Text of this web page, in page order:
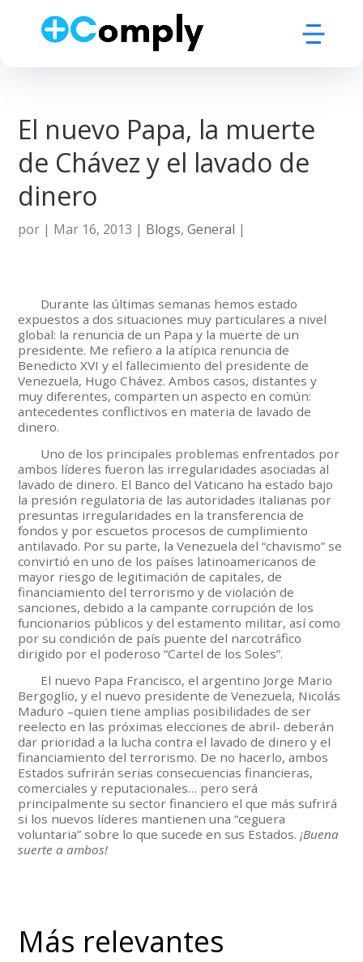
El nuevo Papa, la muerte
de Chávez y el lavado de
dinero
por | Mar 16, 2013 | Blogs,General |
Durante las últimas semanas hemos estado
expuestos a dos situaciones muy particulares a nivel
global: la renuncia de un Papa y la muerte de un
presidente. Me refiero a la atípica renuncia de
Benedicto XVI y el fallecimiento del presidente de
Venezuela, Hugo Chávez. Ambos casos, distantes y
muy diferentes, comparten un aspecto en común:
antecedentes conflictivos en materia de lavado de
dinero.
Uno de los principales problemas enfrentados por
ambos líderes fueron las irregularidades asociadas al
lavado de dinero. El Banco del Vaticano ha estado bajo
la presión regulatoria de las autoridades italianas por
presuntas irregularidades en la transferencia de
fondos y por escuetos procesos de cumplimiento
antilavado. Por su parte, la Venezuela del “chavismo” se
convirtió en uno de los países latinoamericanos de
mayor riesgo de legitimación de capitales, de
financiamiento del terrorismo y de violación de
sanciones, debido a la campante corrupción de los
funcionarios públicos y del estamento militar, así como
por su condición de país puente del narcotráfico
dirigido por el poderoso “Cartel de los Soles”.
El nuevo Papa Francisco, el argentino Jorge Mario
Bergoglio, y el nuevo presidente de Venezuela, Nicolás
Maduro –quien tiene amplias posibilidades de ser
reelecto en las próximas elecciones de abril- deberán
dar prioridad a la lucha contra el lavado de dinero y el
financiamiento del terrorismo. De no hacerlo, ambos
Estados sufrirán serias consecuencias financieras,
comerciales y reputacionales… pero será
principalmente su sector financiero el que más sufrirá
si los nuevos líderes mantienen una “ceguera
voluntaria” sobre lo que sucede en sus Estados.¡Buena
suerte a ambos!
Más relevantes